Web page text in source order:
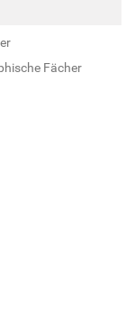
Fächer